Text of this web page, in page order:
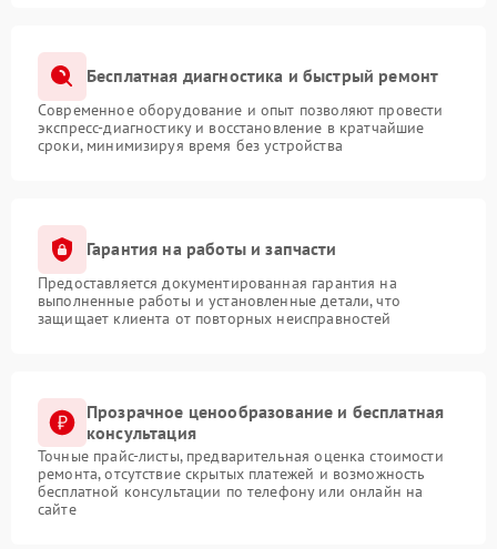
Бесплатная диагностика и быстрый ремонт
Современное оборудование и опыт позволяют провести
экспресс-диагностику и восстановление в кратчайшие
сроки, минимизируя время без устройства
Гарантия на работы и запчасти
Предоставляется документированная гарантия на
выполненные работы и установленные детали, что
защищает клиента от повторных неисправностей
Прозрачное ценообразование и бесплатная
консультация
Точные прайс-листы, предварительная оценка стоимости
ремонта, отсутствие скрытых платежей и возможность
бесплатной консультации по телефону или онлайн на
сайте